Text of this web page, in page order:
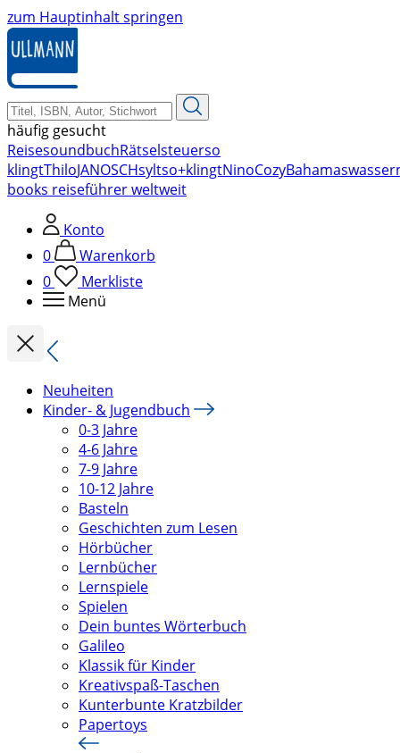
zum Hauptinhalt springen
häufig gesucht
ReisesoundbuchRätselsteuerso
klingtThiloJANOSCHsyltso+klingtNinoCozyBahamas
books reiseführer weltweit
Konto
0
Warenkorb
0
Merkliste
Menü
Neuheiten
Kinder- & Jugendbuch
0-3 Jahre
4-6 Jahre
7-9 Jahre
10-12 Jahre
Basteln
Geschichten zum Lesen
Hörbücher
Lernbücher
Lernspiele
Spielen
Dein buntes Wörterbuch
Galileo
Klassik für Kinder
Kreativspaß-Taschen
Kunterbunte Kratzbilder
Papertoys